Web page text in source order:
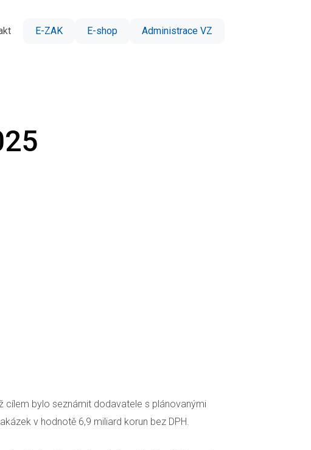
E-ZAK E-shop Administrace VZ
cílem bylo seznámit dodavatele s plánovanými
v hodnotě 6,9 miliard korun bez DPH.